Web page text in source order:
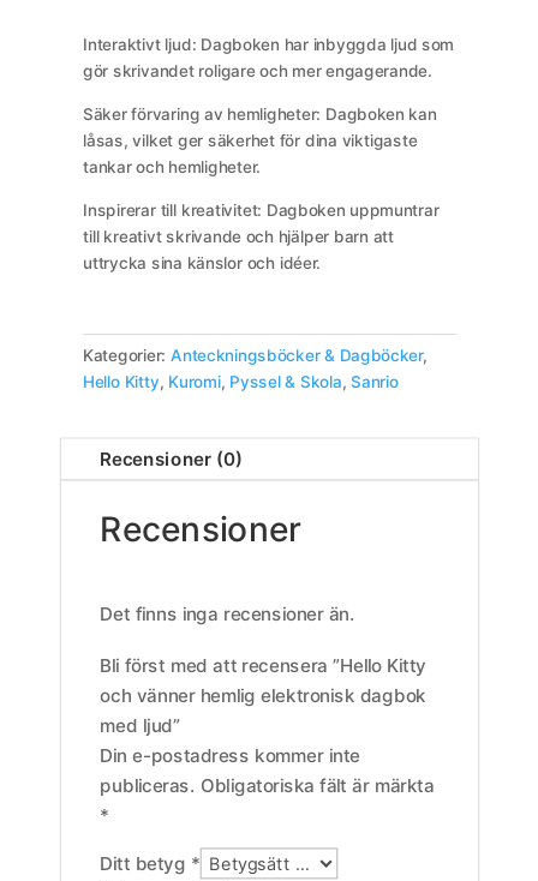
Interaktivt ljud: Dagboken har inbyggda ljud som
gör skrivandet roligare och mer engagerande.
Säker förvaring av hemligheter: Dagboken kan
låsas, vilket ger säkerhet för dina viktigaste
tankar och hemligheter.
Inspirerar till kreativitet: Dagboken uppmuntrar
till kreativt skrivande och hjälper barn att
uttrycka sina känslor och idéer.
Kategorier: Anteckningsböcker & Dagböcker,
Hello Kitty, Kuromi, Pyssel & Skola,Sanrio
Recensioner (0)
Recensioner
Det finns inga recensioner än.
Bli först med att recensera ”Hello Kitty
och vänner hemlig elektronisk dagbok
med ljud”
Din e-postadress kommer inte
publiceras. Obligatoriska fält är märkta
*
Ditt betyg *